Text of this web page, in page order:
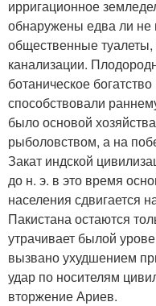
ирригационное
обнаружены едва ли не
общественные туалеты,
канализации.
ботаническое
способствовали
было основой
рыболовством, а на
Закат индской
до н. э. в это время
населения сдвигается
Пакистана остаются
утрачивает былой
вызвано ухудшением
удар по носителям
вторжение Ариев.